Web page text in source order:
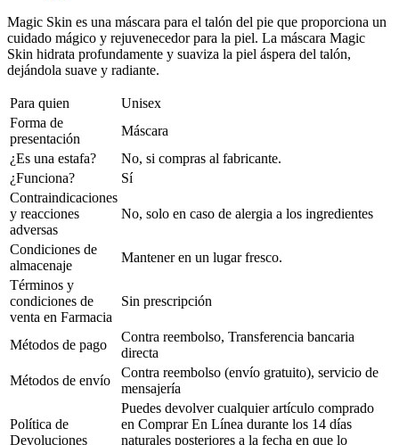
Magic Skin es una máscara para el talón del pie que proporciona un
cuidado mágico y rejuvenecedor para la piel. La máscara Magic
Skin hidrata profundamente y suaviza la piel áspera del talón,
dejándola suave y radiante.
Para quien
Unisex
Forma de
presentación
Máscara
¿Es una estafa?
No, si compras al fabricante.
¿Funciona?
Sí
Contraindicaciones
y reacciones
adversas
No, solo en caso de alergia a los ingredientes
Condiciones de
almacenaje
Mantener en un lugar fresco.
Términos y
condiciones de
venta en Farmacia
Sin prescripción
Métodos de pago
Contra reembolso, Transferencia bancaria
directa
Métodos de envío
Contra reembolso (envío gratuito), servicio de
mensajería
Política de
Devoluciones
Puedes devolver cualquier artículo comprado
en Comprar En Línea durante los 14 días
naturales posteriores a la fecha en que lo